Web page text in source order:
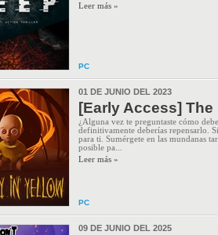
Leer más »
PC
01 DE JUNIO DEL 2023
[Early Access]
¿Alguna vez te preguntaste cómo
definitivamente deberías repensarlo.
para ti. Sumérgete en las mundanas
posible pa...
Leer más »
PC
09 DE JUNIO DEL 2025